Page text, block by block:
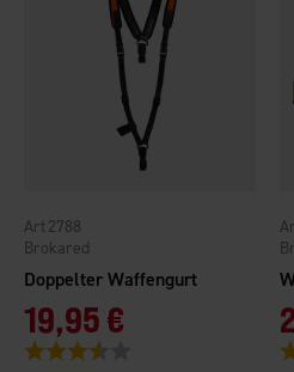
Doppelter Waffengurt
Brokared
2788
19,95 €
Bewertung: